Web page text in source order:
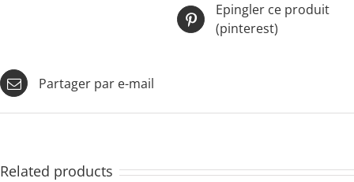
Epingler ce produit
(pinterest)
Partager par e-mail
Related products